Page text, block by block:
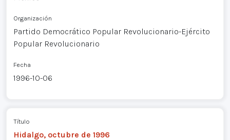
Organización
Partido Democrático Popular Revolucionario-Ejército
Popular Revolucionario
Fecha
1996-10-06
Título
Hidalgo, octubre de 1996